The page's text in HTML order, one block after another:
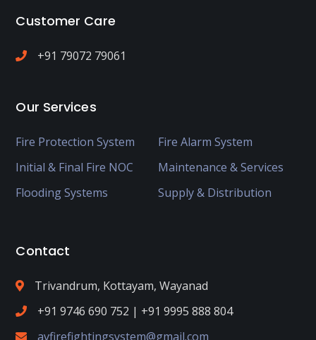
Customer Care
+91 79072 79061
Our Services
Fire Protection System
Fire Alarm System
Initial & Final Fire NOC
Maintenance & Services
Flooding Systems
Supply & Distribution
Contact
Trivandrum, Kottayam, Wayanad
+91 9746 690 752 | +91 9995 888 804
avfirefightingsystem@gmail.com